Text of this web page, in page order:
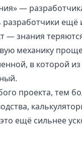
—
ещё
— знания
механику
в которой
проекта, тем
ещё сильнее